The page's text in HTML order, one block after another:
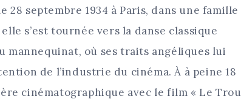
28 septembre 1934 à Paris, dans une famille
s’est tournée vers la danse classique
mannequinat, où ses traits angéliques lui
de l’industrie du cinéma. À à peine 18
cinématographique avec le film « Le Trou